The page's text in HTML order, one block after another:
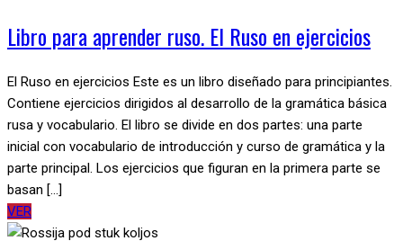
Libro para aprender ruso. El Ruso en ejercicios
El Ruso en ejercicios Este es un libro diseñado para principiantes.
Contiene ejercicios dirigidos al desarrollo de la gramática básica
rusa y vocabulario. El libro se divide en dos partes: una parte
inicial con vocabulario de introducción y curso de gramática y la
parte principal. Los ejercicios que figuran en la primera parte se
basan [...]
VER